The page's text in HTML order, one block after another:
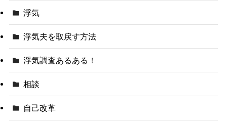
浮気
浮気夫を取戻す方法
浮気調査あるある！
相談
自己改革